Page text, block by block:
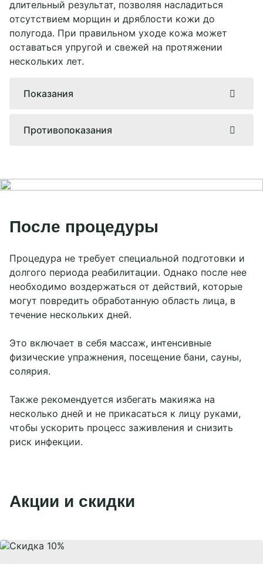
длительный результат, позволяя насладиться
отсутствием морщин и дряблости кожи до
полугода. При правильном уходе кожа может
оставаться упругой и свежей на протяжении
нескольких лет.
Показания
Появление или предотвращение морщин;
Изменение тона лица: угасание,
пигментация, темные круги под глазами;
себума;
вмешательств, шлифовок, пилингов.
Противопоказания
После процедуры
Процедура не требует специальной подготовки и
долгого периода реабилитации. Однако после нее
необходимо воздержаться от действий, которые
могут повредить обработанную область лица, в
течение нескольких дней.
Это включает в себя массаж, интенсивные
физические упражнения, посещение бани, сауны,
солярия.
Также рекомендуется избегать макияжа на
несколько дней и не прикасаться к лицу руками,
чтобы ускорить процесс заживления и снизить
риск инфекции.
Акции и скидки